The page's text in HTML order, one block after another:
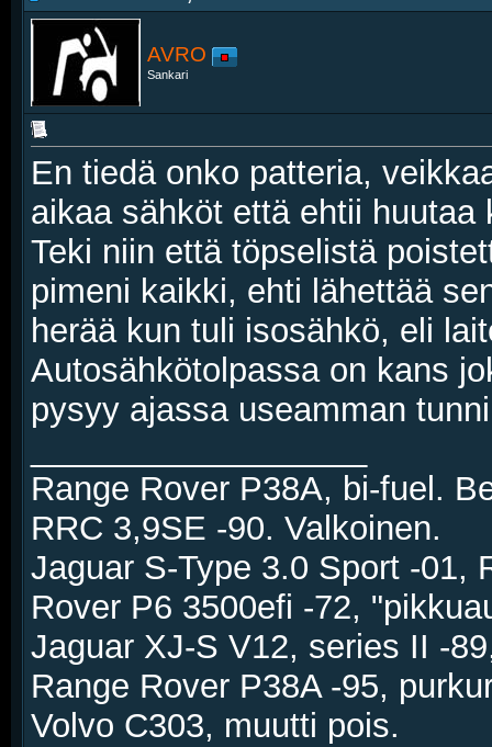
AVRO
Sankari
En tiedä onko patteria,
aikaa sähköt että ehtii huutaa
Teki niin että töpselistä
pimeni kaikki, ehti lähettää
herää kun tuli isosähkö, eli
Autosähkötolpassa on kans
pysyy ajassa useamman
Range Rover P38A, bi-fuel.
RRC 3,9SE -90. Valkoinen.
Jaguar S-Type 3.0 Sport -01,
Rover P6 3500efi -72,
Jaguar XJ-S V12, series II -
Range Rover P38A -95,
Volvo C303, muutti pois.